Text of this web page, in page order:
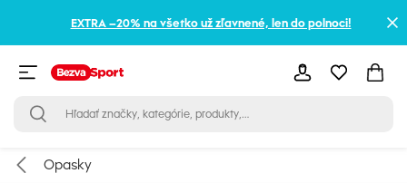
EXTRA –20% na všetko už zľavnené, len do polnoci!
Opasky